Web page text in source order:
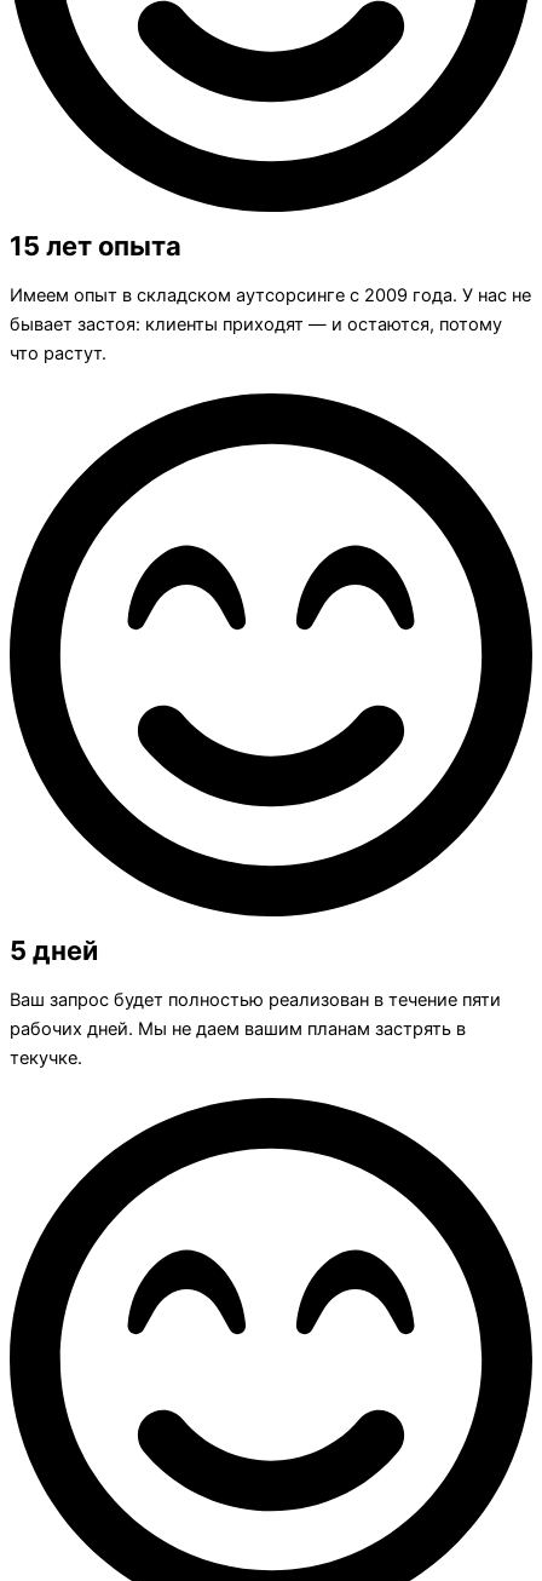
15 лет опыта
Имеем опыт в складском аутсорсинге с 2009 года. У нас не
бывает застоя: клиенты приходят — и остаются, потому
что растут.
5 дней
Ваш запрос будет полностью реализован в течение пяти
рабочих дней. Мы не даем вашим планам застрять в
текучке.